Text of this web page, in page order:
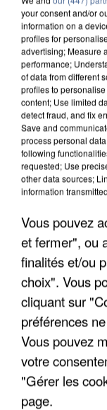
UNE TOURISTE
COULÉE DE
your consent and/or
information on a
profiles for
advertising; Measure
performance;
of data from different
profiles to
content; Use limited
detect fraud, and fix
Save and
process personal
following
requested; Use
other data sources;
information
Vous pouvez
et fermer", ou
finalités et/ou
choix". Vous
cliquant sur
préférences
Vous pouvez
votre
"Gérer les
page.